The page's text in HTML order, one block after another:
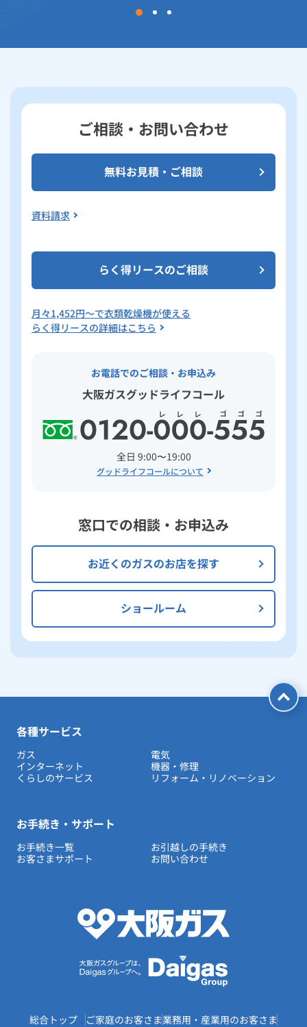
ご相談・お問い合わせ
無料お見積・ご相談
資料請求
らく得リースのご相談
月々1,452円～で衣類乾燥機が使える
らく得リースの詳細はこちら
お電話でのご相談・お申込み
大阪ガスグッドライフコール
全日 9:00〜19:00
グッドライフコールについて
窓口での相談・お申込み
お近くのガスのお店を探す
ショールーム
各種サービス
ガス
電気
インターネット
機器・修理
くらしのサービス
リフォーム・リノベーション
お手続き・サポート
お手続き一覧
お引越しの手続き
お客さまサポート
お問い合わせ
総合トップ ご家庭のお客さま業務用・産業用のお客さま